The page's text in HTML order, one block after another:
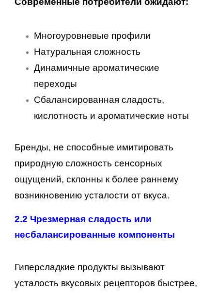
Многоуровневые профили
Натуральная сложность
Динамичные ароматические
переходы
Сбалансированная сладость,
кислотность и ароматические ноты
Бренды, не способные имитировать
природную сложность сенсорных
ощущений, склонны к более раннему
возникновению усталости от вкуса.
2.2 Чрезмерная сладость или
несбалансированные компоненты
Гиперсладкие продукты вызывают
усталость вкусовых рецепторов быстрее,